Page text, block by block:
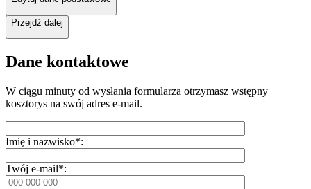
Przejdź dalej
Dane kontaktowe
W ciągu minuty od wysłania formularza otrzymasz wstępny
kosztorys na swój adres e-mail.
Imię i nazwisko*:
Twój e-mail*: